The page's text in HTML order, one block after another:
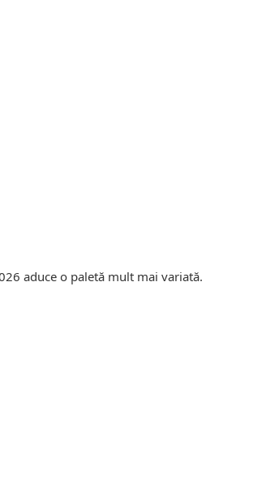
aduce o paletă mult mai variată.